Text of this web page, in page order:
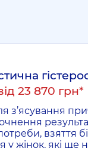
23 870 грн*
з’ясування
взяття
у жінок, які ще